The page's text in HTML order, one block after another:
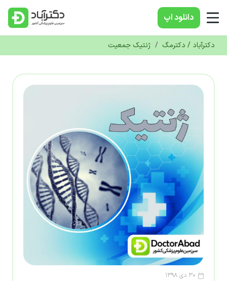
دانلود‌ اپ
دکترآباد / دکترمگ / ژنتیک جمعیت
۳۰ دی ۱۳۹۸